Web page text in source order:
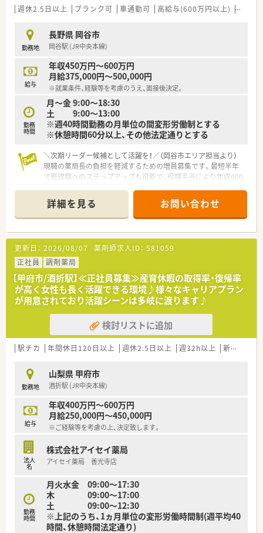
から650万円程度となります。
ベートの両立が可能な環境です。
■昇給は年に1回実施されており、日々の業務実績や貢献度がし
っかりと給与に反映されます。
【勤務実態について】
■有給休暇の取得率は100％を誇っており、希望した日程で休暇
を取りやすい職場環境です。
■処方箋枚数に対して人員が厚く配置されているため、一人ひと
りの業務負担が軽減されています。
■夏季休暇は7月から9月の間で3日間取得可能であり、混雑を避
けた時期にリフレッシュできます。
週休2.5日以上 ブランク可 車通勤可 高給与(600万円以上) シフト
勤務地
長野県 岡谷市
岡谷駅 (JR中央本線)
給与
年収450万円～600万円
月給375,000円～500,000円
※就業条件、経験等を考慮のうえ、面接後決定。
勤務
時間
月～金 9:00～18:30
土 9:00～13:00
※週40時間勤務の月単位の間変形労働制とする
※休憩時間60分以上、その他法定通りとする
＼次期リーダー候補として活躍を！／（岡谷市エリア担当より）
現職の薬局長の負担を軽減するための増員募集です。最短半年
で管理職へのステップアップも可能で、役職手当により年収600
【店舗情報と応需状況について】
■JR中央本線の岡谷駅から徒歩3分という好立地にあり、近隣の
医療機関から多岐にわたる処方箋を面で応需している店舗で
す。
■月曜日から金曜日の営業時間は18時半までとなっており、土
曜日は午前中のみの開局のため、生活リズムを整えやすい環境で
す。
■地域の健康を支える「面対応」の薬局として、患者様一人ひと
りとじっくり向き合い、質の高い服薬指導を提供することが可能
です。
【法人特徴について】
■明治37年の創設から100年以上の歴史を誇り、現在は長野県を
中心にドラッグストアや調剤薬局を70店舗以上展開していま
■富士薬品グループの一員として盤石な経営基盤を確立してお
り、安定した就業環境の中で長期的なキャリア形成を図ることが
可能です。
■2025年には売上高600億円を目標に掲げ、北陸や甲信越、東北
エリアへも積極的に進出を続けている勢いのある成長企業で
す。
■病院での勤務経験のみをお持ちの方でも、これまでの知識を活
かしながら調剤薬局のスキルを習得し、即戦力として多数活躍し
■子育てをしながら時短勤務制度を活用している薬剤師も多く、
小学校卒業まで勤務時間を調整しながらキャリアを継続させて
います。
■男性のエリアマネージャーも1ヶ月以上の育児休暇を取得する
など、性別を問わず家庭と仕事を両立させる文化が定着していま
詳細を見る お問い合わせ
更新日： 2026/08/07 薬剤師求人ID： 581059
正社員
調剤薬局
【甲府市/酒折駅】≪正社員募集≫産育休暇の取得率・復帰率
が高く女性も長く活躍できる環境♪様々なキャリアプラン
が用意されており活躍シーンは多岐に渡ります♪
検討リストに追加
駅チカ 年間休日120日以上 週休2.5日以上 週32h以上 新卒可
勤務地
山梨県 甲府市
酒折駅 (JR中央本線)
給与
年収400万円～600万円
月給250,000円～450,000円
※ご経験等を考慮の上、決定致します。
法人
名
株式会社アイセイ薬局
アイセイ薬局 善光寺店
勤務
時間
月火水金 09:00～17:30
木 09:00～17:00
土 09:00～12:30
※上記のうち、1ヵ月単位の変形労働時間制(週平均40
時間、休憩時間法定通り)